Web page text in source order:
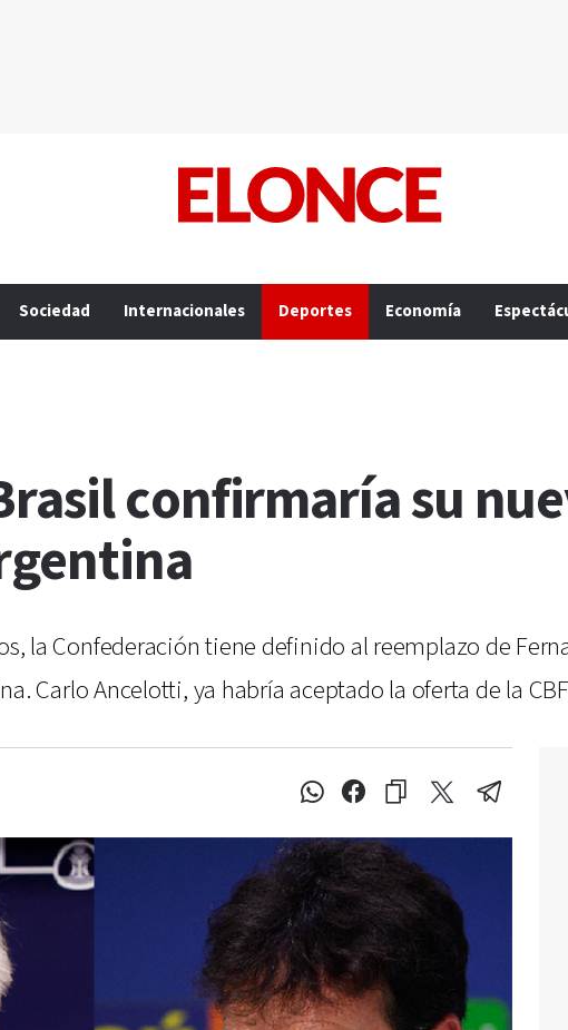
Sociedad Internacionales Deportes Economía
confirmaría su
la Confederación tiene definido al reemplazo de
Carlo Ancelotti, ya habría aceptado la oferta de la